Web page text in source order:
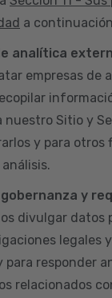
a
analítica
empresas de
Sitio y
y para otros
y
divulgar datos
legales
para responder
relacionados